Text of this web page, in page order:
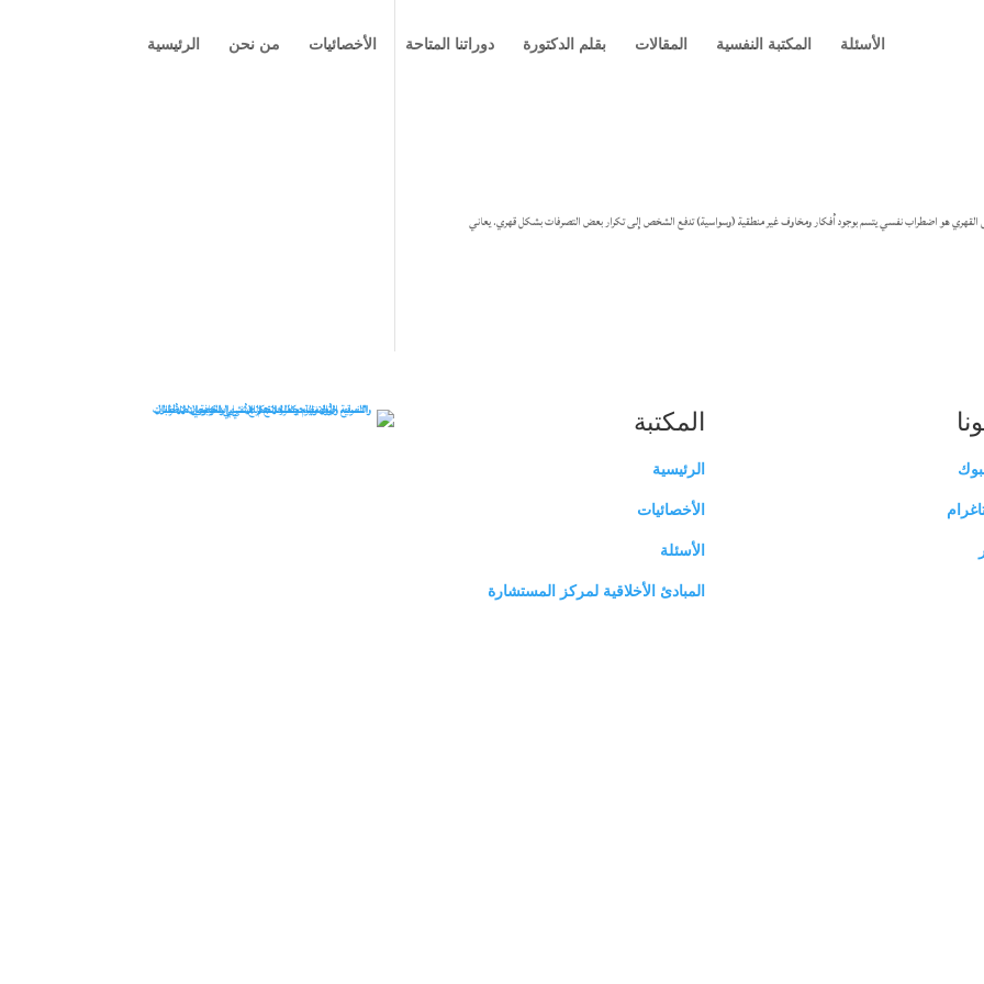
الأسئلة المكتبة النفسية المقالات بقلم الدكتورة دوراتنا المتاحة الأخصائيات من نحن الرئيسية
القهري هو اضطراب نفسي يتسم بوجود أفكار ومخاوف غير منطقية (وسواسية) تدفع الشخص إلى تكرار بعض التصرفات بشكل قهري. يعاني
المكتبة
الرئيسية
الأخصائيات
الأسئلة
المبادئ الأخلاقية لمركز المستشارة